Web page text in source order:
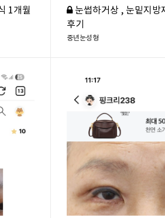
1개월
눈썹하거상 , 눈밑지방
후기
중년눈성형